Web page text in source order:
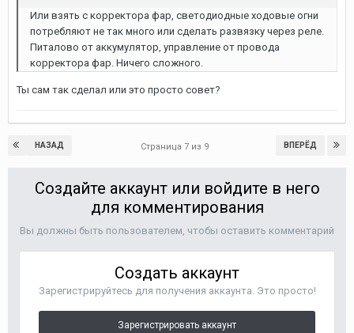
Или взять с корректора фар, светодиодные ходовые огни
потребляют не так много или сделать развязку через реле.
Питалово от аккумулятор, управление от провода
корректора фар. Ничего сложного.
Ты сам так сделал или это просто совет?
НАЗАД ВПЕРЁД
Страница 7 из 9
Создайте аккаунт или войдите в него
для комментирования
Вы должны быть пользователем, чтобы оставить комментарий
Создать аккаунт
Зарегистрируйтесь для получения аккаунта. Это просто!
Зарегистрировать аккаунт